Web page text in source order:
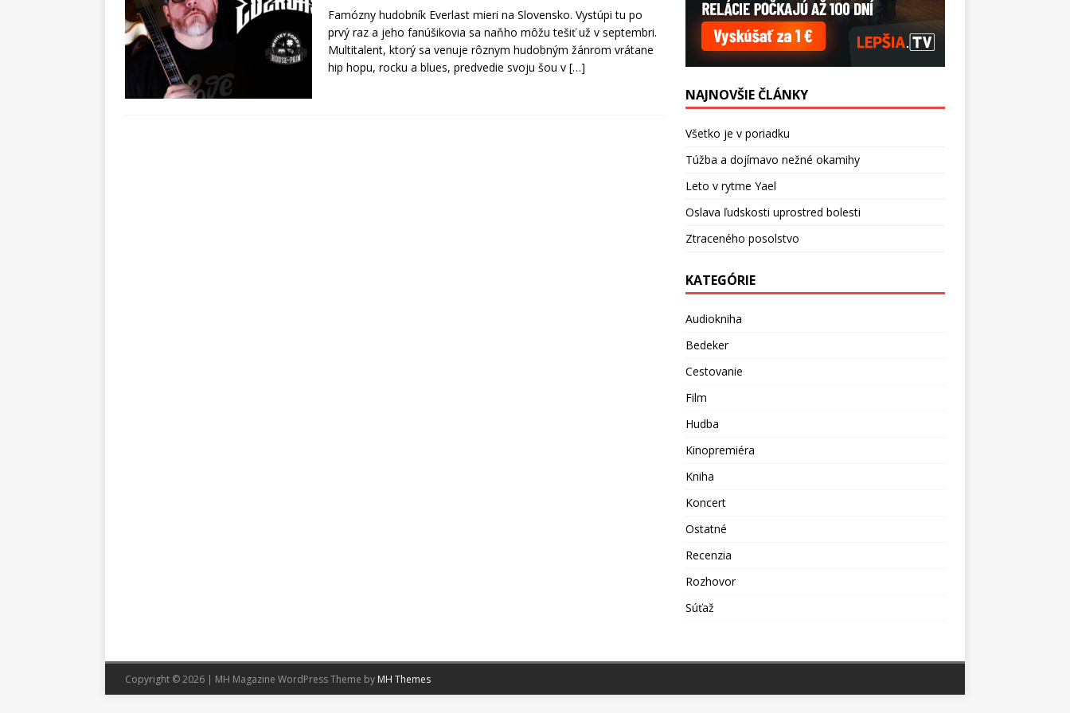
Famózny hudobník Everlast mieri na Slovensko. Vystúpi tu po
prvý raz a jeho fanúšikovia sa naňho môžu tešiť už v septembri.
Multitalent, ktorý sa venuje rôznym hudobným žánrom vrátane
hip hopu, rocku a blues, predvedie svoju šou v […]
NAJNOVŠIE ČLÁNKY
Všetko je v poriadku
Túžba a dojímavo nežné okamihy
Leto v rytme Yael
Oslava ľudskosti uprostred bolesti
Ztraceného posolstvo
KATEGÓRIE
Audiokniha
Bedeker
Cestovanie
Film
Hudba
Kinopremiéra
Kniha
Koncert
Ostatné
Recenzia
Rozhovor
Súťaž
Copyright © 2026 | MH Magazine WordPress Theme by MH Themes